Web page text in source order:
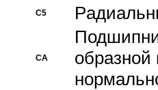
C5
CA